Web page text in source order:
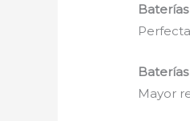
Mayor